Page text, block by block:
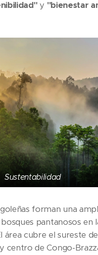
y "bienestar
Sustentabilidad
forman una
pantanosos en
área cubre el sureste
centro de Congo-